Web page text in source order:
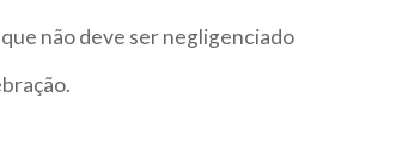
não deve ser negligenciado